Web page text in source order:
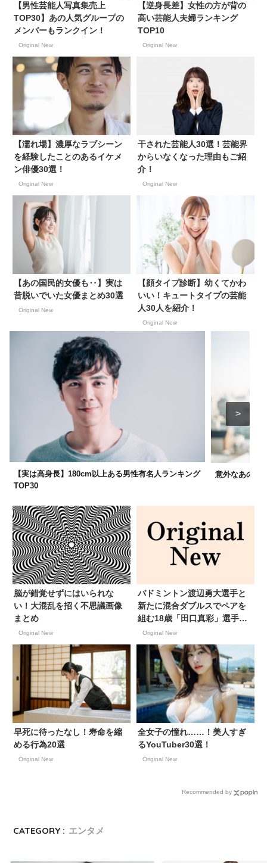
【男性芸能人写真集売上
TOP30】あの人気グループの
メンバーもランクイン！
Original New
【逆身長差】女性の方が背の
高い芸能人夫婦ランキング
TOP10
Original New
【濡れ場】濃厚なラブシーン
を経験したことのあるイケメ
ン俳優30選！
Original New
干された芸能人30選！芸能界
からいなくなった理由もご紹
介！
Original New
【あの国民的女優も‥】実は
昔脱いでいた女優まとめ30選
Original New
【顔タイプ診断】幼くてかわ
いい！キュートタイプの芸能
人30人を紹介！
Original New
【実は高身長】180cm以上ある男性有名人ランキング
TOP30
意外なあの人
脳が錯覚せずにはいられな
い！大混乱を招く不思議画像
まとめ
Original New
バドミントン渡辺勇大選手と
新たに混合ダブルスでペアを
組む18歳「田口真彩」選手が
NewJeansハニとヘリンを合
わせたルックスをしていると
韓国ファン内で超話題に
Original New
早死に待ったなし！寿命を縮
める行為20選
Original New
全女子の憧れ……！美人すぎ
るYouTuber30選！
Original New
Recommended by
CATEGORY : エンタメ